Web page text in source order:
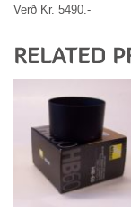
Verð Kr. 5490.-